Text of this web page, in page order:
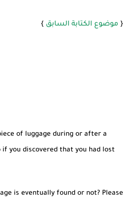
{ موضوع الكتابة السابق }
of luggage during or after a
if you discovered that you had lost
is eventually found or not? Please